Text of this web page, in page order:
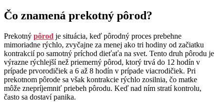
Čo znamená prekotný pôrod?
Prekotný pôrod je situácia, keď pôrodný proces prebehne
mimoriadne rýchlo, zvyčajne za menej ako tri hodiny od začiatku
kontrakcií po samotný príchod dieťaťa na svet. Tento druh pôrodu je
výrazne rýchlejší než priemerný pôrod, ktorý trvá do 12 hodín v
prípade prvorodičiek a 6 až 8 hodín v prípade viacrodičiek. Pri
prekotnom pôrode sa však kontrakcie rýchlo zosilnia, čo matke
môže znepríjemniť priebeh pôrodu. Keď nad ním stratí kontrolu,
často sa dostaví panika.